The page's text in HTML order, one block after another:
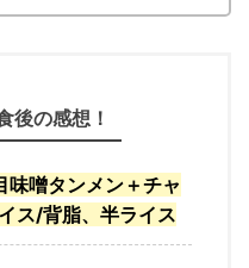
後の感想！
味噌タンメン＋チャ
ス/背脂、半ライス